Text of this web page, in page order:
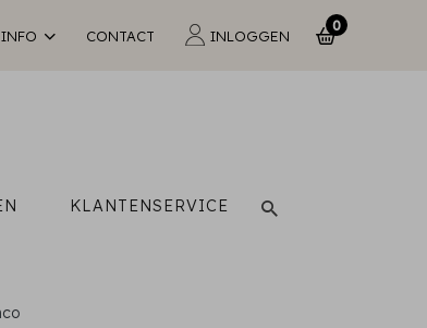
INFO CONTACT INLOGGEN
0
KLANTENSERVICE